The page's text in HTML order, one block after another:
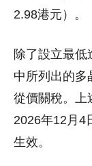
2.98港元）。
除了設立最
中所列出的多
從價關稅。上
2026年12月4
生效。